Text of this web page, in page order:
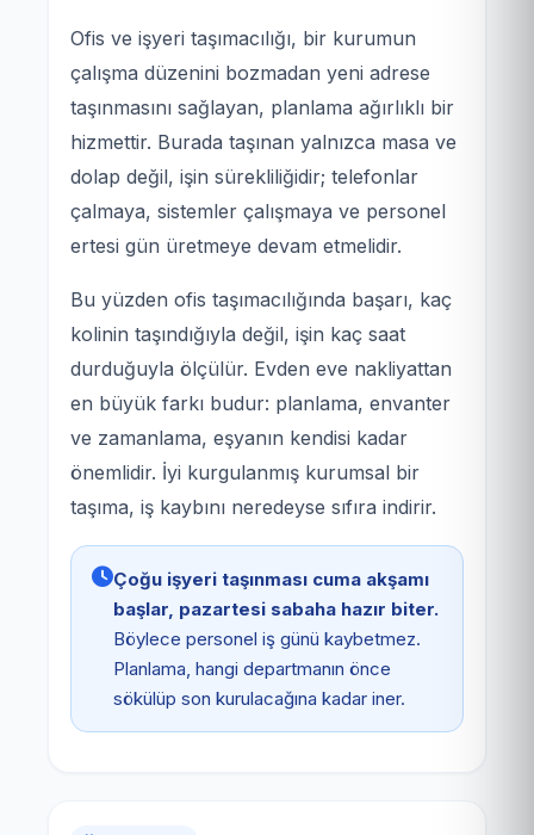
Ofis ve işyeri taşımacılığı, bir kurumun
çalışma düzenini bozmadan yeni adrese
taşınmasını sağlayan, planlama ağırlıklı bir
hizmettir. Burada taşınan yalnızca masa ve
dolap değil, işin sürekliliğidir; telefonlar
çalmaya, sistemler çalışmaya ve personel
ertesi gün üretmeye devam etmelidir.
Bu yüzden ofis taşımacılığında başarı, kaç
kolinin taşındığıyla değil, işin kaç saat
durduğuyla ölçülür. Evden eve nakliyattan
en büyük farkı budur: planlama, envanter
ve zamanlama, eşyanın kendisi kadar
önemlidir. İyi kurgulanmış kurumsal bir
taşıma, iş kaybını neredeyse sıfıra indirir.
Çoğu işyeri taşınması cuma akşamı
başlar, pazartesi sabaha hazır biter.
Böylece personel iş günü kaybetmez.
Planlama, hangi departmanın önce
sökülüp son kurulacağına kadar iner.